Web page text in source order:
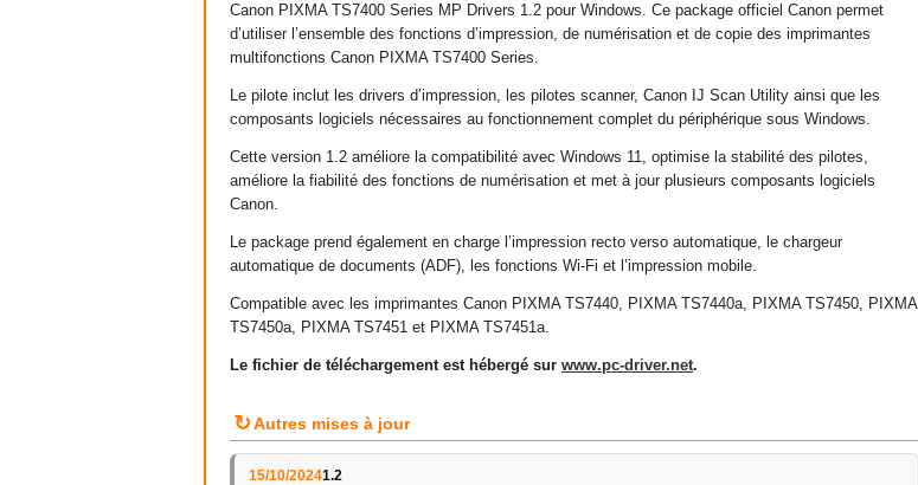
Canon PIXMA TS7400 Series MP Drivers 1.2 pour Windows. Ce package officiel Canon permet
d’utiliser l’ensemble des fonctions d’impression, de numérisation et de copie des imprimantes
multifonctions Canon PIXMA TS7400 Series.
Le pilote inclut les drivers d’impression, les pilotes scanner, Canon IJ Scan Utility ainsi que les
composants logiciels nécessaires au fonctionnement complet du périphérique sous Windows.
Cette version 1.2 améliore la compatibilité avec Windows 11, optimise la stabilité des pilotes,
améliore la fiabilité des fonctions de numérisation et met à jour plusieurs composants logiciels
Canon.
Le package prend également en charge l’impression recto verso automatique, le chargeur
automatique de documents (ADF), les fonctions Wi-Fi et l’impression mobile.
Compatible avec les imprimantes Canon PIXMA TS7440, PIXMA TS7440a, PIXMA TS7450, PIXMA
TS7450a, PIXMA TS7451 et PIXMA TS7451a.
Le fichier de téléchargement est hébergé sur www.pc-driver.net.
↻Autres mises à jour
15/10/20241.2